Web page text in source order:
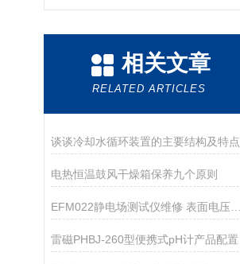
相关文章
RELATED ARTICLES
谈谈冷却水循环装置的主要结构及特点
电热恒温鼓风干燥箱保养九个原则
雷磁PHBJ-260型便携式pH计产品配置